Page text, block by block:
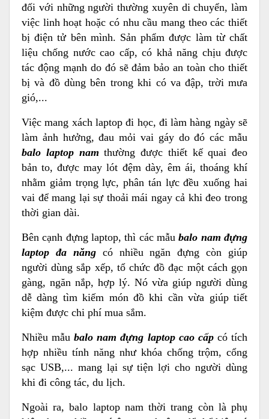
1.2 Chất liệu cao cấp và khả năng chống thấm
nước
1.3 Một số hình ảnh sản phẩm và công dụng của
Balo nam đựng laptop Xbags Naituo Xb 2004
Mặt trước của balo laptop cho nam Xbags Naituo
Xb 2004
Mặt lưng của balo laptop Xbags Naituo Xb 2004
Mặt nghiêng của balo nam đựng laptop Xbags
Naituo Xb 2004
1.4 Lưu ý
2. Lợi ích khi sử dụng balo nam đựng laptop từ
Công Ty TNHH Công Nghiệp May & Thời Trang
Trung Nguyên
3. Hướng dẫn bảo quản và sử dụng
Cách vệ sinh balo đúng cách
Lưu ý trong quá trình sử dụng
4. Kết luận
Ghi chú:
xách Cao cấp của C.ty Trung Nguyên):
đối với những người thường xuyên di chuyển, làm
việc linh hoạt hoặc có nhu cầu mang theo các thiết
bị điện tử bên mình. Sản phẩm được làm từ chất
liệu chống nước cao cấp, có khả năng chịu được
tác động mạnh do đó sẽ đảm bảo an toàn cho thiết
bị và đồ dùng bên trong khi có va đập, trời mưa
gió,...
Việc mang xách laptop đi học, đi làm hàng ngày sẽ
làm ảnh hưởng, đau mỏi vai gáy do đó các mẫu
balo laptop nam thường được thiết kế quai đeo
bản to, được may lót đệm dày, êm ái, thoáng khí
nhằm giảm trọng lực, phân tán lực đều xuống hai
vai để mang lại sự thoải mái ngay cả khi đeo trong
thời gian dài.
Bên cạnh đựng laptop, thì các mẫubalo nam đựng
laptop đa năng có nhiều ngăn đựng còn giúp
người dùng sắp xếp, tổ chức đồ đạc một cách gọn
gàng, ngăn nắp, hợp lý. Nó vừa giúp người dùng
dễ dàng tìm kiếm món đồ khi cần vừa giúp tiết
kiệm được chi phí mua sắm.
Nhiều mẫubalo nam đựng laptop cao cấpcó tích
hợp nhiều tính năng như khóa chống trộm, cổng
sạc USB,... mang lại sự tiện lợi cho người dùng
khi đi công tác, du lịch.
Ngoài ra, balo laptop nam thời trang còn là phụ